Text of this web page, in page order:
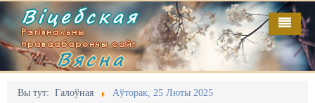
Віцебская
Рэгіянальны
праваабарончы сайт
Вясна
Вы тут: Галоўная Аўторак, 25 Люты 2025
Галоўная
Адміністрацыйны перасьлед
Выданьні